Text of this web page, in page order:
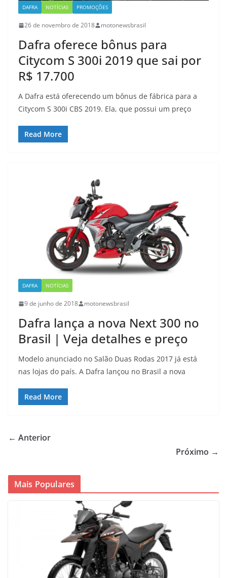
DAFRA NOTÍCIAS PROMOÇÕES
26 de novembro de 2018 motonewsbrasil
Dafra oferece bônus para
Citycom S 300i 2019 que sai por
R$ 17.700
A Dafra está oferecendo um bônus de fábrica para a
Citycom S 300i CBS 2019. Ela, que possui um preço
Read More
DAFRA NOTÍCIAS
9 de junho de 2018 motonewsbrasil
Dafra lança a nova Next 300 no
Brasil | Veja detalhes e preço
Modelo anunciado no Salão Duas Rodas 2017 já está
nas lojas do país. A Dafra lançou no Brasil a nova
Read More
← Anterior
Próximo →
Mais Populares